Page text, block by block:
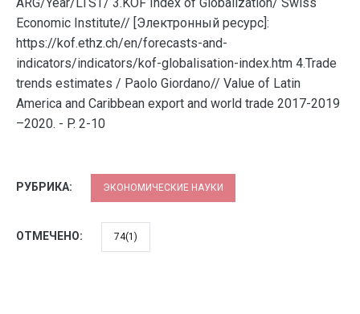
Economic Institute// [Электронный ресурс]:
https://kof.ethz.ch/en/forecasts-and-
indicators/indicators/kof-globalisation-index.htm 4.Trade
trends estimates / Paolo Giordano// Value of Latin
America and Caribbean export and world trade 2017-2019
–2020. - P. 2-10
РУБРИКА: ЭКОНОМИЧЕСКИЕ НАУКИ
ОТМЕЧЕНО: 74(1)